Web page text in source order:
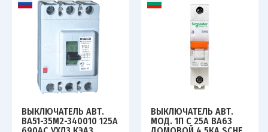
ВЫКЛЮЧАТЕЛЬ АВТ.
ВА51-35М2-340010 125А
ВЫКЛЮЧАТЕЛЬ АВТ.
МОД. 1П C 25А ВА63